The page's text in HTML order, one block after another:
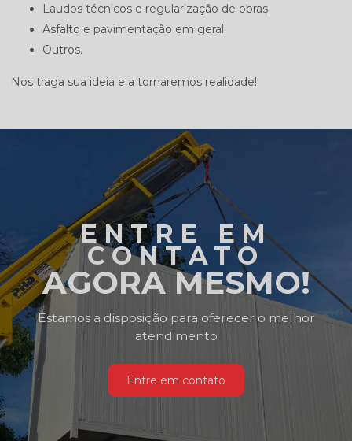
Laudos técnicos e regularização de obras;
Asfalto e pavimentação em geral;
Outros.
Nos traga sua ideia e a tornaremos realidade!
ENTRE EM
CONTATO
AGORA MESMO!
Estamos a disposição para oferecer o melhor
atendimento
Entre em contato